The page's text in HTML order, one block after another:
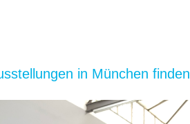
in München finden